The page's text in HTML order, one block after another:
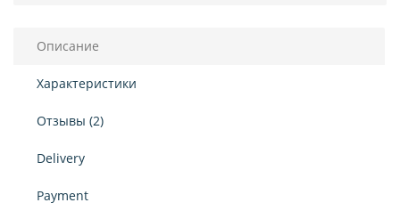
Описание
Характеристики
Отзывы (2)
Delivery
Payment